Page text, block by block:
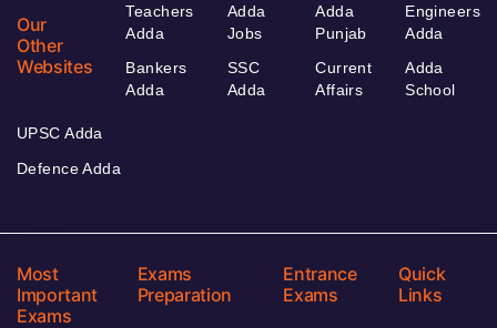
Our
Other
Websites
Teachers
Adda
Bankers
Adda
Adda
Jobs
SSC
Adda
Adda
Punjab
Current
Affairs
Engineers
Adda
Adda
School
UPSC Adda
Defence Adda
Most
Important
Exams
Exams
Preparation
Entrance
Exams
Quick
Links